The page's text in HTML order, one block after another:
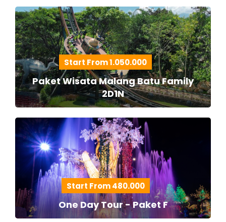
Start From 1.050.000
Paket Wisata Malang Batu Family
2D1N
Start From 480.000
One Day Tour - Paket F